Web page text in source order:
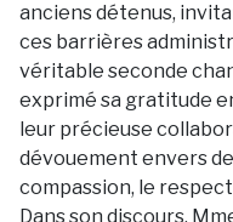
anciens détenus,
ces barrières
véritable seconde
exprimé sa gratitude
leur précieuse
dévouement envers
compassion, le
Dans son discours,